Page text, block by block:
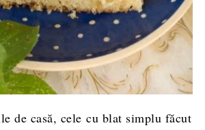
de casă, cele cu blat simplu făcut